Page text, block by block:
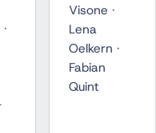
Visone ·
Lena
Oelkern ·
Fabian
Quint